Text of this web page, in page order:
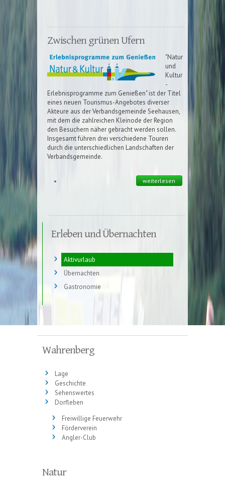
Zwischen grünen Ufern
"Natur
und
Kultur
-
Erlebnisprogramme zum Genießen" ist der Titel
eines neuen Tourismus-Angebotes diverser
Akteure aus der Verbandsgemeinde Seehausen,
mit dem die zahlreichen Kleinode der Region
den Besuchern näher gebracht werden sollen.
Insgesamt führen drei verschiedene Touren
durch die unterschiedlichen Landschaften der
Verbandsgemeinde.
weiterlesen
Erleben und Übernachten
Aktivurlaub
Übernachten
Gastronomie
Wahrenberg
Lage
Geschichte
Sehenswertes
Dorfleben
Freiwillige Feuerwehr
Förderverein
Angler-Club
Natur